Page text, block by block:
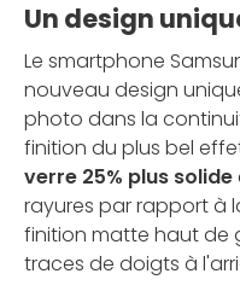
Un design
Le smartphone
nouveau design
photo dans la
finition du plus bel
verre 25% plus solide
rayures par rapport à
finition matte haut de
traces de doigts à